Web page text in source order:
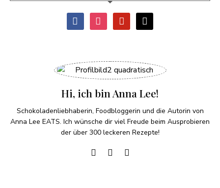
Hi, ich bin Anna Lee!
Schokoladenliebhaberin, Foodbloggerin und die Autorin von
Anna Lee EATS. Ich wünsche dir viel Freude beim Ausprobieren
der über 300 leckeren Rezepte!